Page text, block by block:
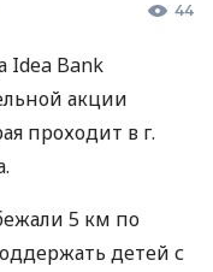
44
Idea Bank
акции
проходит в г.
5 км по
детей с